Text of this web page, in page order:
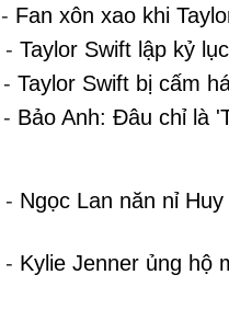
- Fan xôn xao khi
- Taylor Swift lập kỷ
- Taylor Swift bị cấm
- Bảo Anh: Đâu chỉ là
- Ngọc Lan năn nỉ
- Kylie Jenner ủng hộ